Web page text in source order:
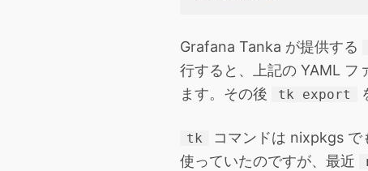
Grafana Tanka が提供する
行すると、上記の YAML
ます。その後
tk export
tk コマンドは nixpkgs で
使っていたのですが、最近